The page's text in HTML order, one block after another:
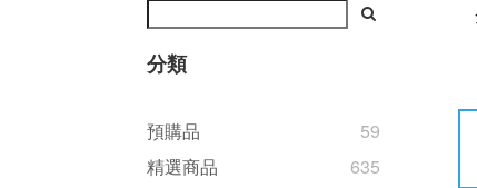
分類
預購品
59
精選商品
635